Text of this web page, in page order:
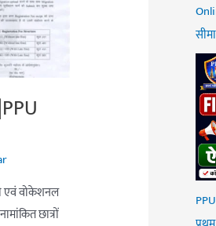
एवं वोकेशनल
छात्रों